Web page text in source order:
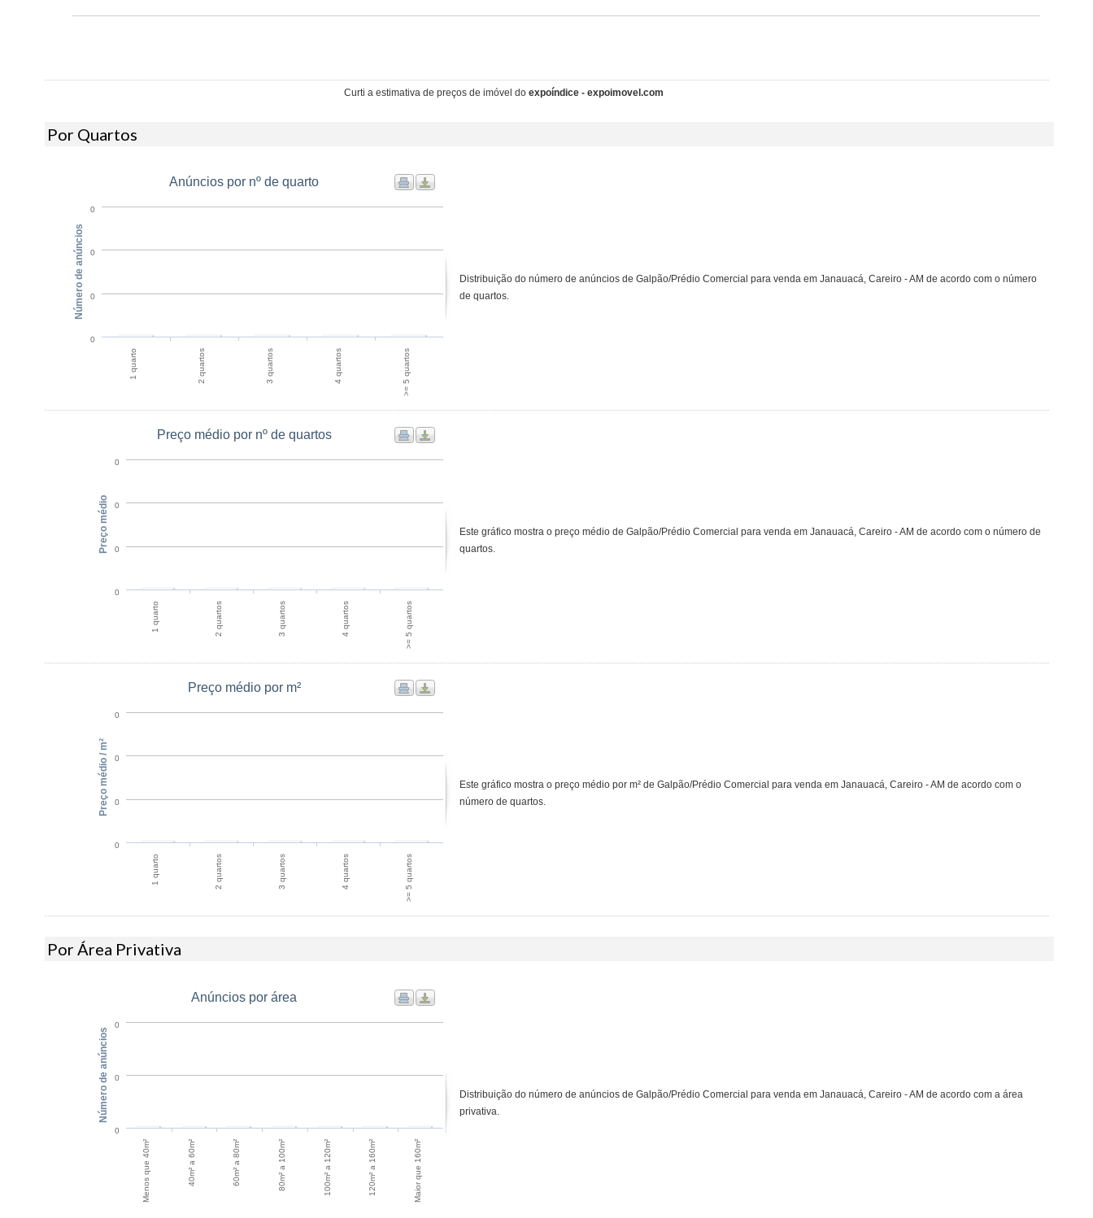
Curti a estimativa de preços de imóvel do expoíndice - expoimovel.com
Por Quartos
Anúncios por nº de quarto
1 quarto 2 quartos 3 quartos 4 quartos >= 5 quartos
0
0
0
0
Número de anúncios
Distribuição do número de anúncios de Galpão/Prédio Comercial para venda em Janauacá, Careiro - AM de acordo com o número
de quartos.
Preço médio por nº de quartos
1 quarto 2 quartos 3 quartos 4 quartos >= 5 quartos
0
0
0
0
Preço médio
Este gráfico mostra o preço médio de Galpão/Prédio Comercial para venda em Janauacá, Careiro - AM de acordo com o número de
quartos.
Preço médio por m²
1 quarto 2 quartos 3 quartos 4 quartos >= 5 quartos
0
0
0
0
Preço médio / m²
Este gráfico mostra o preço médio por m² de Galpão/Prédio Comercial para venda em Janauacá, Careiro - AM de acordo com o
número de quartos.
Por Área Privativa
Anúncios por área
Menos que 40m² 40m² a 60m² 60m² a 80m² 80m² a 100m² 100m² a 120m² 120m² a 160m² Maior que 160m²
0
0
0
Número de anúncios
Distribuição do número de anúncios de Galpão/Prédio Comercial para venda em Janauacá, Careiro - AM de acordo com a área
privativa.